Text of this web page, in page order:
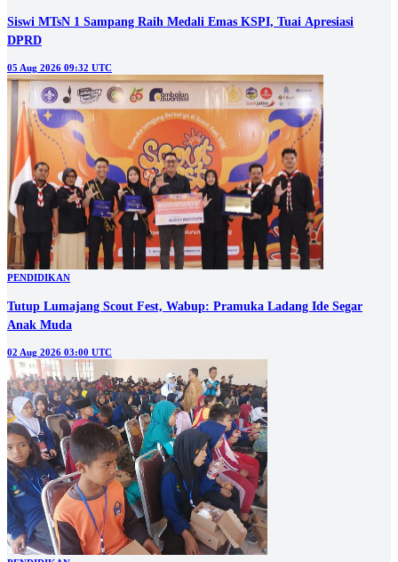
Siswi MTsN 1 Sampang Raih Medali Emas KSPI, Tuai Apresiasi
DPRD
05 Aug 2026 09:32 UTC
PENDIDIKAN
Tutup Lumajang Scout Fest, Wabup: Pramuka Ladang Ide Segar
Anak Muda
02 Aug 2026 03:00 UTC